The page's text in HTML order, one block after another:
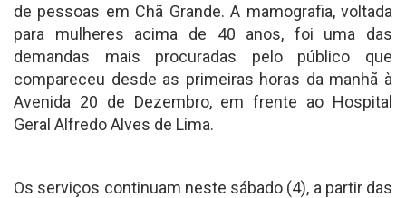
de pessoas em Chã Grande. A mamografia, voltada
para mulheres acima de 40 anos, foi uma das
demandas mais procuradas pelo público que
compareceu desde as primeiras horas da manhã à
Avenida 20 de Dezembro, em frente ao Hospital
Geral Alfredo Alves de Lima.
Os serviços continuam neste sábado (4), a partir das